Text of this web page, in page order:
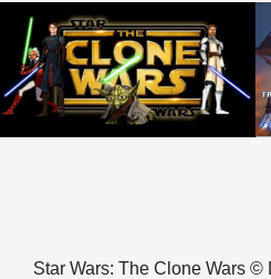
Star Wars: The Clone Wars ©